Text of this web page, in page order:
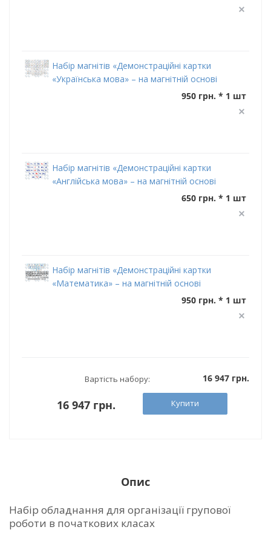
Набір магнітів «Демонстраційні картки
«Українська мова» – на магнітній основі
950 грн. * 1 шт
Набір магнітів «Демонстраційні картки
«Англійська мова» – на магнітній основі
650 грн. * 1 шт
Набір магнітів «Демонстраційні картки
«Математика» – на магнітній основі
950 грн. * 1 шт
Вартість набору: 16 947 грн.
16 947 грн. Купити
Опис
Набір обладнання для організації групової
роботи в початкових класах